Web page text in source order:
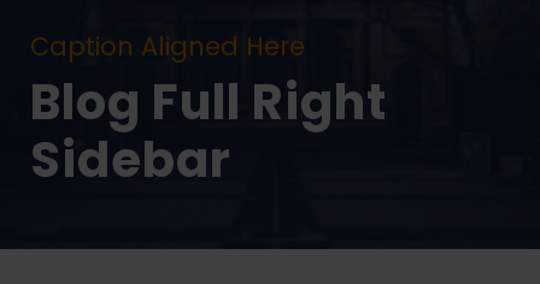
Caption Aligned Here
Blog Full Right
Sidebar